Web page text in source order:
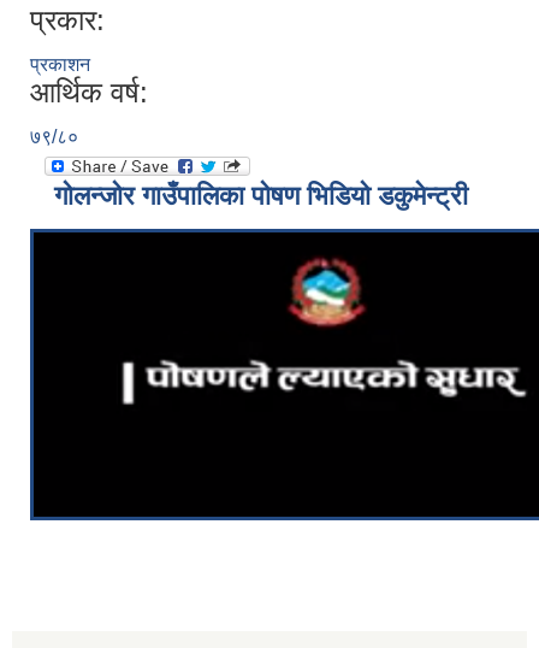
प्रकार:
प्रकाशन
आर्थिक वर्ष:
७९/८०
गोलन्जोर गाउँपालिका पोषण भिडियो डकुमेन्ट्री